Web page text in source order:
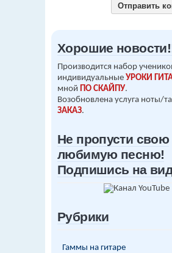
Хорошие
Производится набор
индивидуальные УРОКИ
мной ПО СКАЙПУ.
Возобновлена услуга ноты/
ЗАКАЗ.
Не пропусти свою
любимую песню!
Подпишись на
Рубрики
Гаммы на гитаре